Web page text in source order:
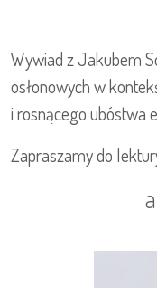
Wywiad z Jakubem
osłonowych w
i rosnącego ubóstwa
Zapraszamy do